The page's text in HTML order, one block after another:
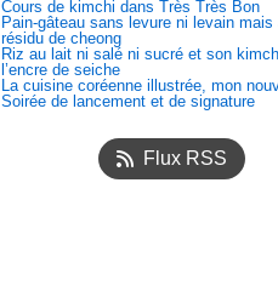
Cours de kimchi dans Très Très Bon
Pain-gâteau sans levure ni levain mais
résidu de cheong
Riz au lait ni salé ni sucré et son
l’encre de seiche
La cuisine coréenne illustrée, mon
Soirée de lancement et de signature
Flux RSS